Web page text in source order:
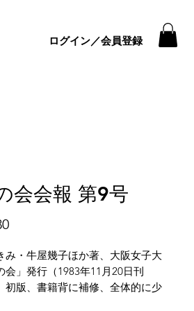
ログイン／会員登録
会会報 第9号
価
み・牛屋幾子ほか著、大阪女子大
会」発行（1983年11月20日刊
初版、書籍背に補修、全体的に少